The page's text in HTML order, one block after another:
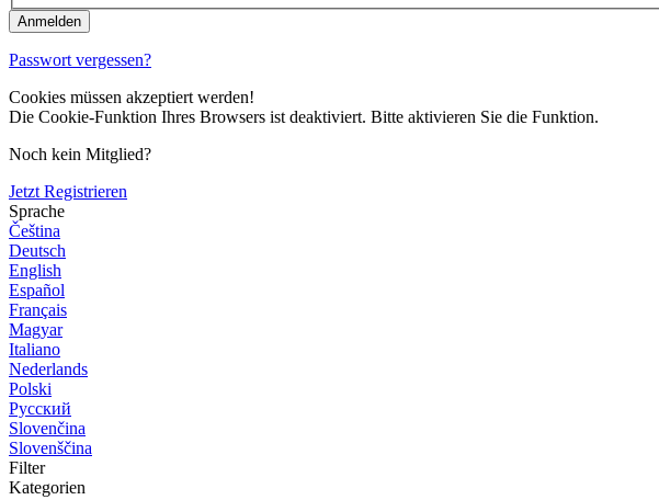
Passwort vergessen?
Cookies müssen akzeptiert werden!
Die Cookie-Funktion Ihres Browsers ist deaktiviert. Bitte aktivieren Sie die Funktion.
Noch kein Mitglied?
Jetzt Registrieren
Sprache
Čeština
Deutsch
English
Español
Français
Magyar
Italiano
Nederlands
Polski
Русский
Slovenčina
Slovenščina
Filter
Kategorien